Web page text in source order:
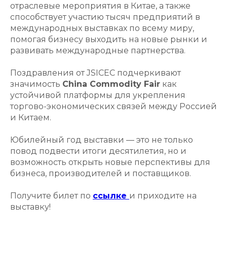
отраслевые мероприятия в Китае, а также
способствует участию тысяч предприятий в
международных выставках по всему миру,
помогая бизнесу выходить на новые рынки и
развивать международные партнерства.
Поздравления от JSICEC подчеркивают
значимость China Commodity Fair как
устойчивой платформы для укрепления
торгово-экономических связей между Россией
и Китаем.
Юбилейный год выставки — это не только
повод подвести итоги десятилетия, но и
возможность открыть новые перспективы для
бизнеса, производителей и поставщиков.
Получите билет по ссылке и приходите на
выставку!